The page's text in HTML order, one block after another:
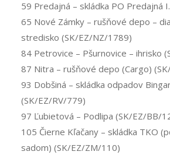
59 Predajná – skládka PO Predajná
65 Nové Zámky – rušňové depo –
stredisko (SK/EZ/NZ/1789)
84 Petrovice – Pšurnovice – ihrisko
87 Nitra – rušňové depo (Cargo)
93 Dobšiná – skládka odpadov
(SK/EZ/RV/779)
97 Ľubietová – Podlipa (SK/EZ/BB/
105 Čierne Kľačany – skládka TKO
sadom) (SK/EZ/ZM/110)